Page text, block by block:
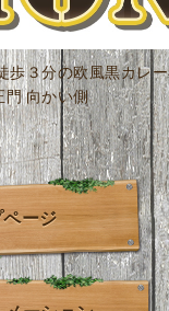
歩３分の欧風黒カレ
門 向かい側
ージ